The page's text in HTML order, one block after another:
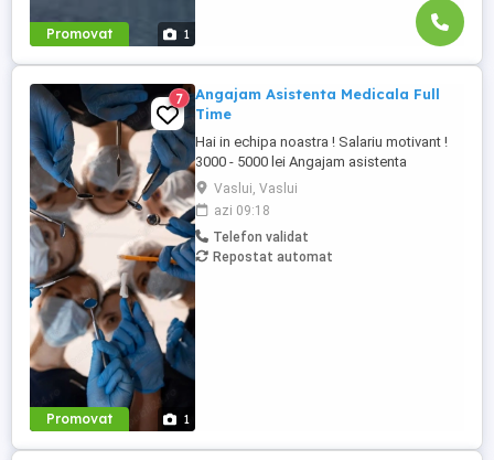
Promovat 1
Promovat 1
7
Angajam Asistenta Medicala Full
Time
Hai in echipa noastra ! Salariu motivant !
3000 - 5000 lei Angajam asistenta
medicala Locatie noua, mediu de lucru
placut, colectiv mare. Program : Luni-
Vineri : 10.00-18.30 Te asteptam !
Vaslui, Vaslui
azi 09:18
Telefon validat
Repostat automat